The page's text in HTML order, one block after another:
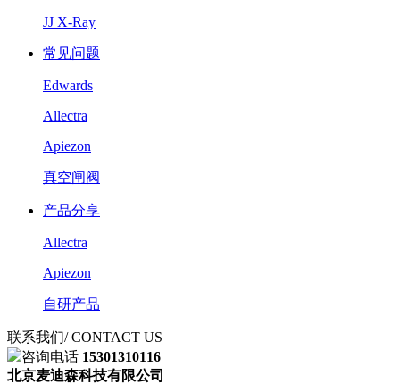
JJ X-Ray
常见问题
Edwards
Allectra
Apiezon
真空闸阀
产品分享
Allectra
Apiezon
自研产品
联系我们/ CONTACT US
咨询电话 15301310116
北京麦迪森科技有限公司